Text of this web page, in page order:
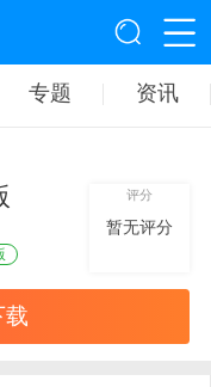
专题 资讯
评分
暂无评分
载